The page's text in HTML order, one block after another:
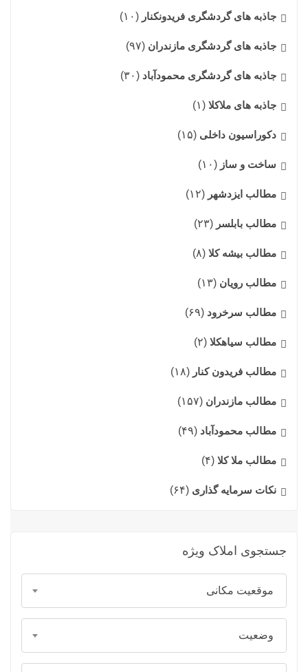
جاذبه های گردشگری فریدونکنار (۱۰)
جاذبه های گردشگری مازندران (۹۷)
جاذبه های گردشگری محمودآباد (۳۰)
جاذبه های ملاکلا (۱)
دکوراسیون داخلی (۱۵)
ساخت و ساز (۱۰)
مطالب ایزدشهر (۱۲)
مطالب بابلسر (۲۳)
مطالب بیشه کلا (۸)
مطالب رویان (۱۳)
مطالب سرخرود (۶۹)
مطالب سیاهکلا (۲)
مطالب فریدون کنار (۱۸)
مطالب مازندران (۱۵۷)
مطالب محمودآباد (۴۹)
مطالب ملا کلا (۴)
نکات سرمایه گذاری (۶۴)
جستجوی املاک ویژه
موقعیت مکانی
وضعیت